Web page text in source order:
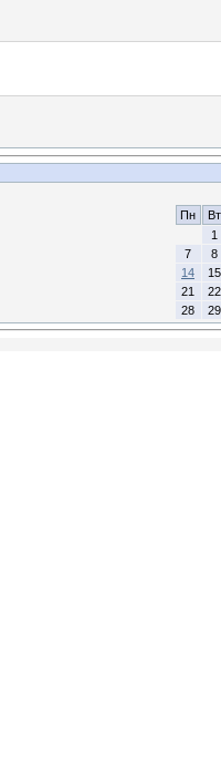
Пн
Вт
1
7
8
14
15
21
22
28
29